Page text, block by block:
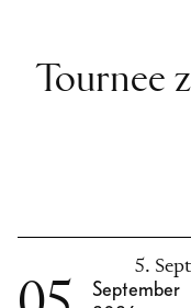
Tournee
5.
September